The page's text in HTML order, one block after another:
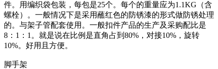
件。用编织袋包装，每包是25个。每个的重量应为1.1KG（含
螺栓）。一般情况下是采用蘸红色的防锈漆的形式做防锈处理
的。与架子管配套使用。一般扣件产品的生产及采购配比是
8：1：1。就是说在比例是直角占到80%，对接10%，旋转
10%。好用且方便。
脚手架